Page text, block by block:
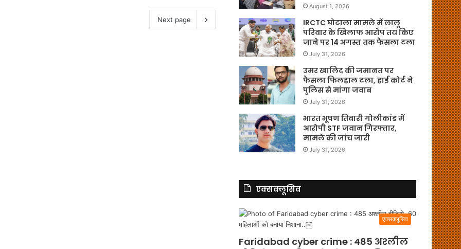
Next page
August 1, 2026
IRCTC घोटाला मामले में लालू
परिवार के खिलाफ आरोप तय किए
जाने पर 14 अगस्त तक फैसला टला
July 31, 2026
उमर खालिद की जमानत पर
फैसला फिलहाल टला, हाई कोर्ट ने
पुलिस से मांगा जवाब
July 31, 2026
भारत भूषण तिवारी गोलीकांड में
आरोपी STF जवान गिरफ्तार,
मामले की जांच जारी
July 31, 2026
एक्सक्लूसिव
एक्सक्लूसिव
Faridabad cyber crime : 485 अश्लील